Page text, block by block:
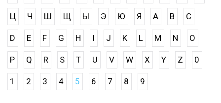
Ц Ч Ш Щ Ы Э Ю Я A B C
D E F G H I J K L M N O
P Q R S T U V W X Y Z 0
1 2 3 4 5 6 7 8 9